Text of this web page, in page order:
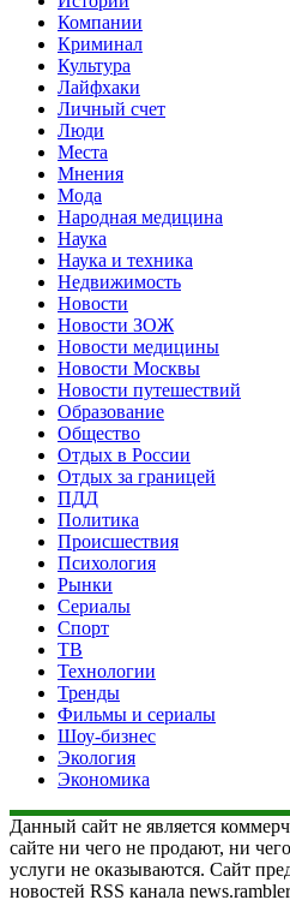
Компании
Криминал
Культура
Лайфхаки
Личный счет
Люди
Места
Мнения
Мода
Народная медицина
Наука
Наука и техника
Недвижимость
Новости
Новости ЗОЖ
Новости медицины
Новости Москвы
Новости путешествий
Образование
Общество
Отдых в России
Отдых за границей
ПДД
Политика
Происшествия
Психология
Рынки
Сериалы
Спорт
ТВ
Технологии
Тренды
Фильмы и сериалы
Шоу-бизнес
Экология
Экономика
Данный сайт не является
сайте ни чего не продают, ни
услуги не оказываются. Сайт
новостей RSS канала